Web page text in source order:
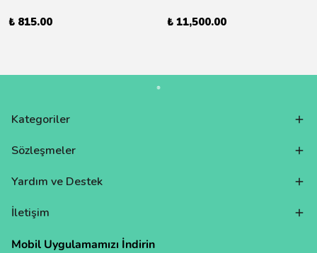
₺ 815.00 ₺ 11,500.00
Kategoriler
Sözleşmeler
Yardım ve Destek
İletişim
Mobil Uygulamamızı İndirin